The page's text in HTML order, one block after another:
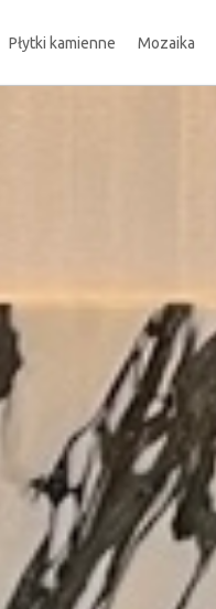
Płytki kamienne Mozaika